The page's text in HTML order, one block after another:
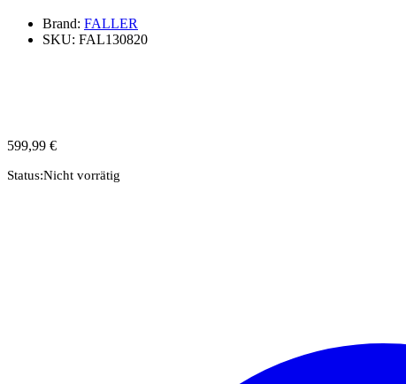
Brand: FALLER
SKU: FAL130820
599,99 €
Status:Nicht vorrätig